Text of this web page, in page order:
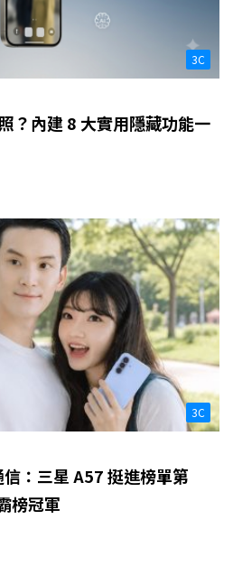
3C
？內建 8 大實用隱藏功能一
3C
：三星 A57 挺進榜單第
榜冠軍